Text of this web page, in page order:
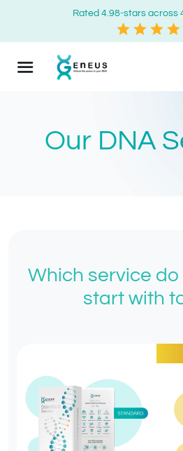
Rated 4.98-stars across
Our DNA
Which service
start with